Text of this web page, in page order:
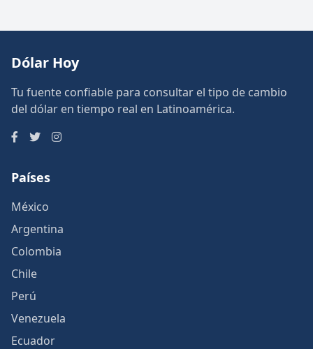
Dólar Hoy
Tu fuente confiable para consultar el tipo de cambio
del dólar en tiempo real en Latinoamérica.
Países
México
Argentina
Colombia
Chile
Perú
Venezuela
Ecuador